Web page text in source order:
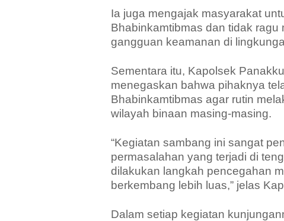
Ia juga mengajak masyarakat
Bhabinkamtibmas dan tidak
gangguan keamanan di
Sementara itu, Kapolsek
menegaskan bahwa pihaknya
Bhabinkamtibmas agar rutin
wilayah binaan masing-masing.
“Kegiatan sambang ini sangat
permasalahan yang terjadi di
dilakukan langkah pencegahan
berkembang lebih luas,” jelas
Dalam setiap kegiatan